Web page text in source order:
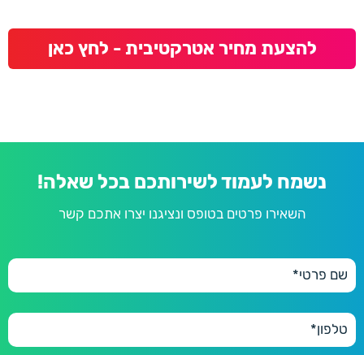
להצעת מחיר אטרקטיבית - לחץ כאן
נשמח לעמוד לשירותכם בכל שאלה!
השאירו פרטים בטופס ונציגנו יצרו אתכם קשר